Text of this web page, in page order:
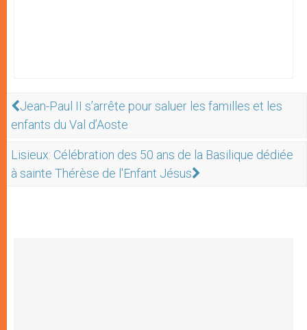
Jean-Paul II s’arrête pour saluer les familles et les
enfants du Val d’Aoste
Lisieux: Célébration des 50 ans de la Basilique dédiée
à sainte Thérèse de l'Enfant Jésus